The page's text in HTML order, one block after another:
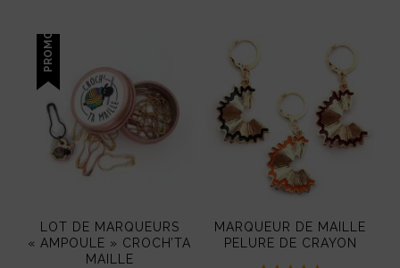
PROMO !
LOT DE MARQUEURS
« AMPOULE » CROCH’TA
MAILLE
MARQUEUR DE MAILLE
PELURE DE CRAYON